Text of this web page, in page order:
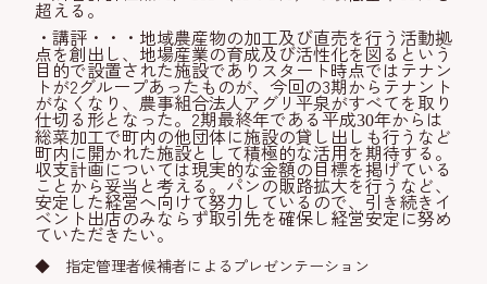
超える。
・講評・・・ 地域農産物の加工及び直売を行う活動拠
点を創出し、地場産業の育成及び活性化を図るという
目的で設置された施設でありスタート時点ではテナン
トが2グループあったものが、今回の3期からテナント
がなくなり、農事組合法人アグリ平泉がすべてを取り
仕切る形となった。2期最終年である平成30年からは
総菜加工で町内の他団体に施設の貸し出しも行うなど
町内に開かれた施設として積極的な活用を期待する。
収支計画については現実的な金額の目標を掲げている
ことから妥当と考える。パンの販路拡大を行うなど、
安定した経営へ向けて努力しているので、引き続きイ
ベント出店のみならず取引先を確保し経営安定に努め
ていただきたい。
◆ 指定管理者候補者によるプレゼンテーション